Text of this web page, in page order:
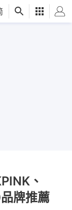
、
牌推薦